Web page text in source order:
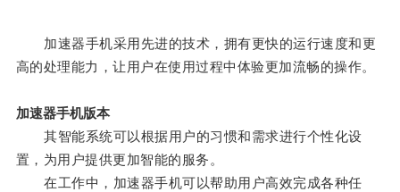
加速器手机采用先进的技术，拥有更快的运行速度和更
高的处理能力，让用户在使用过程中体验更加流畅的操作。
加速器手机版本
其智能系统可以根据用户的习惯和需求进行个性化设
置，为用户提供更加智能的服务。
在工作中，加速器手机可以帮助用户高效完成各种任